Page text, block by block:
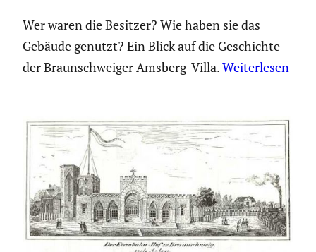
Wer waren die Besitzer? Wie haben sie das
Gebäude genutzt? Ein Blick auf die Geschichte
der Braunschweiger Amsberg-Villa.Weiterlesen